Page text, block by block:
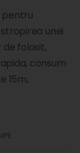
pentru
unei
de folosit,
consum
15m,